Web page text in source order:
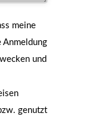
meine
Anmeldung
und
genutzt